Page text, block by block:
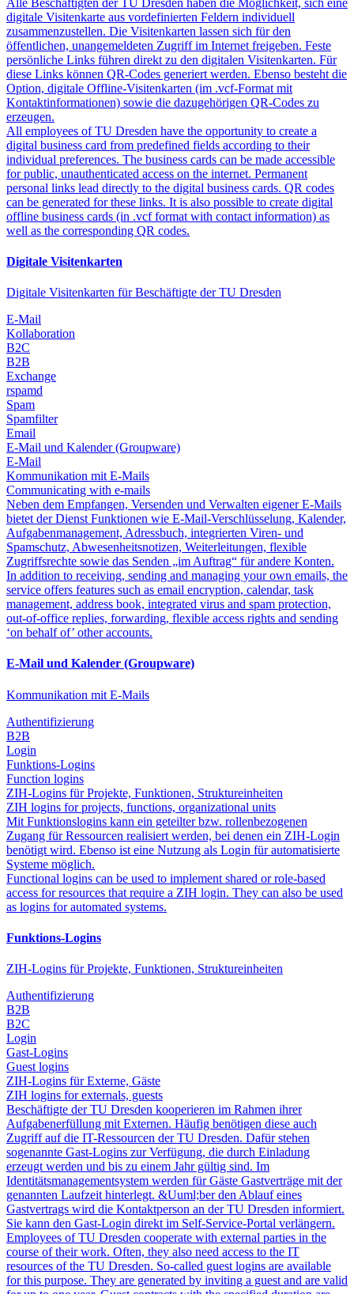
digitale Visitenkarte aus vordefinierten Feldern individuell
zusammenzustellen. Die Visitenkarten lassen sich für den
öffentlichen, unangemeldeten Zugriff im Internet freigeben. Feste
persönliche Links führen direkt zu den digitalen Visitenkarten. Für
diese Links können QR-Codes generiert werden. Ebenso besteht die
Option, digitale Offline-Visitenkarten (im .vcf-Format mit
Kontaktinformationen) sowie die dazugehörigen QR-Codes zu
erzeugen.
All employees of TU Dresden have the opportunity to create a
digital business card from predefined fields according to their
individual preferences. The business cards can be made accessible
for public, unauthenticated access on the internet. Permanent
personal links lead directly to the digital business cards. QR codes
can be generated for these links. It is also possible to create digital
offline business cards (in .vcf format with contact information) as
well as the corresponding QR codes.
Digitale Visitenkarten
Digitale Visitenkarten für Beschäftigte der TU Dresden
E-Mail
Kollaboration
B2C
B2B
Exchange
rspamd
Spam
Spamfilter
Email
E-Mail und Kalender (Groupware)
E-Mail
Kommunikation mit E-Mails
Communicating with e-mails
Neben dem Empfangen, Versenden und Verwalten eigener E-Mails
bietet der Dienst Funktionen wie E-Mail-Verschlüsselung, Kalender,
Aufgabenmanagement, Adressbuch, integrierten Viren- und
Spamschutz, Abwesenheitsnotizen, Weiterleitungen, flexible
Zugriffsrechte sowie das Senden „im Auftrag“ für andere Konten.
In addition to receiving, sending and managing your own emails, the
service offers features such as email encryption, calendar, task
management, address book, integrated virus and spam protection,
out-of-office replies, forwarding, flexible access rights and sending
‘on behalf of’ other accounts.
E-Mail und Kalender (Groupware)
Kommunikation mit E-Mails
Authentifizierung
B2B
Login
Funktions-Logins
Function logins
ZIH-Logins für Projekte, Funktionen, Struktureinheiten
ZIH logins for projects, functions, organizational units
Mit Funktionslogins kann ein geteilter bzw. rollenbezogenen
Zugang für Ressourcen realisiert werden, bei denen ein ZIH-Login
benötigt wird. Ebenso ist eine Nutzung als Login für automatisierte
Systeme möglich.
Functional logins can be used to implement shared or role-based
access for resources that require a ZIH login. They can also be used
as logins for automated systems.
Funktions-Logins
ZIH-Logins für Projekte, Funktionen, Struktureinheiten
Authentifizierung
B2B
B2C
Login
Gast-Logins
Guest logins
ZIH-Logins für Externe, Gäste
ZIH logins for externals, guests
Beschäftigte der TU Dresden kooperieren im Rahmen ihrer
Aufgabenerfüllung mit Externen. Häufig benötigen diese auch
Zugriff auf die IT-Ressourcen der TU Dresden. Dafür stehen
sogenannte Gast-Logins zur Verfügung, die durch Einladung
erzeugt werden und bis zu einem Jahr gültig sind. Im
Identitätsmanagementsystem werden für Gäste Gastverträge mit der
genannten Laufzeit hinterlegt. &Uuml;ber den Ablauf eines
Gastvertrags wird die Kontaktperson an der TU Dresden informiert.
Sie kann den Gast-Login direkt im Self-Service-Portal verlängern.
Employees of TU Dresden cooperate with external parties in the
course of their work. Often, they also need access to the IT
resources of the TU Dresden. So-called guest logins are available
for this purpose. They are generated by inviting a guest and are valid